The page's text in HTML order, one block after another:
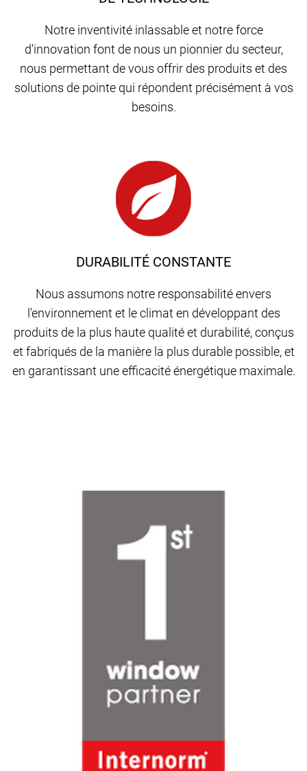
DURABILITÉ CONSTANTE
Nous assumons notre responsabilité envers
l'environnement et le climat en développant des
produits de la plus haute qualité et durabilité, conçus
et fabriqués de la manière la plus durable possible, et
en garantissant une efficacité énergétique maximale.
Notre inventivité inlassable et notre force
d'innovation font de nous un pionnier du secteur,
nous permettant de vous offrir des produits et des
solutions de pointe qui répondent précisément à vos
besoins.